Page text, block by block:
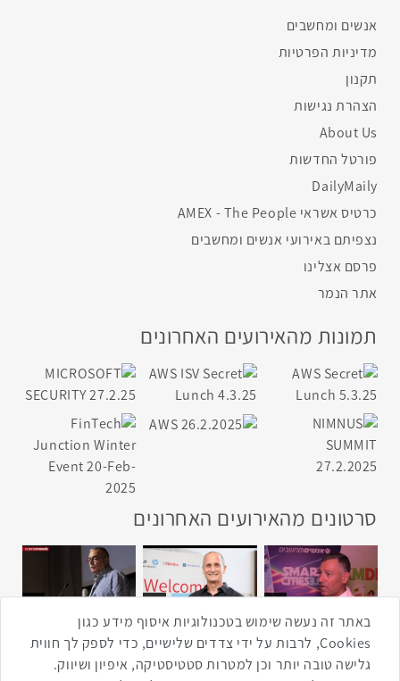
אנשים ומחשבים
מדיניות הפרטיות
תקנון
הצהרת נגישות
About Us
פורטל החדשות
DailyMaily
כרטיס אשראי AMEX - The People
נצפיתם באירועי אנשים ומחשבים
פרסם אצלינו
אתר הנמר
תמונות מהאירועים האחרונים
סרטונים מהאירועים האחרונים
4:00
2:33
1:43
באתר זה נעשה שימוש בטכנולוגיות איסוף מידע כגון
Cookies, לרבות על ידי צדדים שלישיים, כדי לספק לך חווית
גלישה טובה יותר וכן למטרות סטטיסטיקה, איפיון ושיווק.